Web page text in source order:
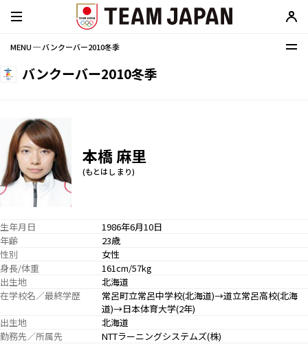
MENU ─ バンクーバー2010冬季
バンクーバー2010冬季
本橋 麻里
(もとはし まり)
生年月日
1986年6月10日
年齢
23歳
性別
女性
身長/体重
161cm/57kg
出生地
北海道
在学校名／最終学歴
常呂町立常呂中学校(北海道)→道立常呂高校(北海
道)→日本体育大学(2年)
出生地
北海道
勤務先／所属先
NTTラーニングシステムズ(株)